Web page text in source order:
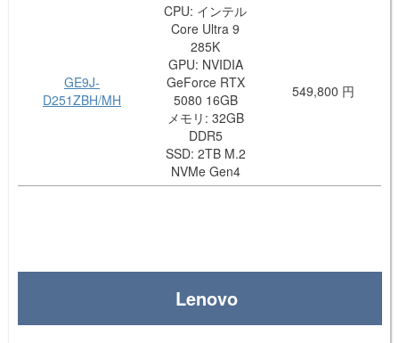
GE9J-
D251ZBH/MH
CPU: インテル
Core Ultra 9
285K
GPU: NVIDIA
GeForce RTX
5080 16GB
メモリ: 32GB
DDR5
SSD: 2TB M.2
NVMe Gen4
549,800 円
Lenovo